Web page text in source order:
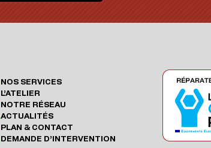
NOS SERVICES
L’ATELIER
NOTRE RÉSEAU
ACTUALITÉS
PLAN & CONTACT
DEMANDE D’INTERVENTION